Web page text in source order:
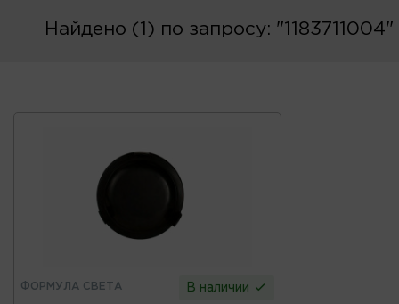
Найдено (1) по запросу: "1183711004"
ФОРМУЛА СВЕТА В наличии